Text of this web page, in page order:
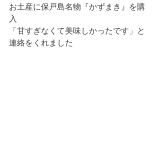
お土産に保戸島名物『かずまき』を購
入
「甘すぎなくて美味しかったです」と
連絡をくれました